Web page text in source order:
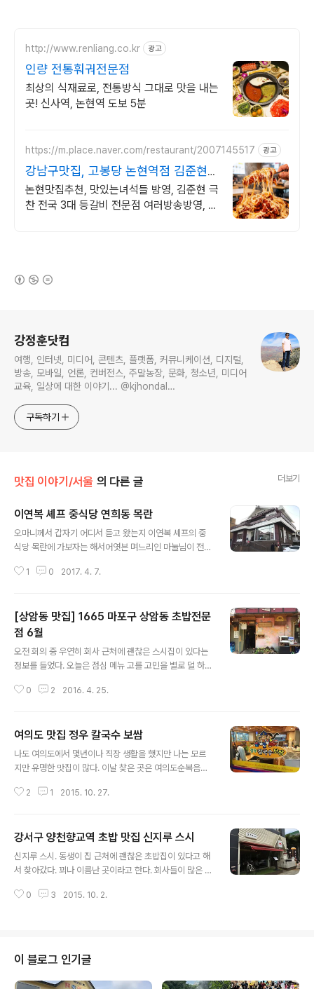
http://www.renliang.co.kr 광고
인량 전통훠궈전문점
최상의 식재료로, 전통방식 그대로 맛을 내는
곳! 신사역, 논현역 도보 5분
https://m.place.naver.com/restaurant/2007145517 광고
강남구맛집, 고봉당 논현역점 김준현
극찬 전국 3대등갈비
논현맛집추천, 맛있는녀석들 방영, 김준현 극
찬 전국 3대 등갈비 전문점 여러방송방영, 전
강정훈닷컴
여행, 인터넷, 미디어, 콘텐츠, 플랫폼, 커뮤니케이션, 디지털,
방송, 모바일, 언론, 컨버전스, 주말농장, 문화, 청소년, 미디어
교육, 일상에 대한 이야기... @kjhondal
구독하기
맛집 이야기/서울 의 다른 글 더보기
이연복 셰프 중식당 연희동 목란
오마니께서 갑자기 어디서 듣고 왔는지 이연복 셰프의 중
식당 목란에 가보자는 해서어엿븐 며느리인 마눌님이 전화
당들이 대부분 그렇듯이 일반 가정집을 개조한 형태다 유
손님들과 사진을 찍어준다고 한다.나는 주차하고 가느라서
보지 못했다. 유명한 곳이지만 실내가 특별나지는 않다. 기
본 세팅도 여느 중국집과 다르지 않다.그리 고급스러운 느
낌이 들지 않는다. 코스요리는 비싸니까 패스 메뉴판 가성
에서 수제로 만든 진짜 군만두만두 속에 육즙이 느껴지기
1 0 2017. 4. 7.
[상암동 맛집] 1665 마포구 상암동 초밥전문
점 6월
오전 회의 중 우연히 회사 근처에 괜찮은 스시집이 있다는
정보를 들었다. 오늘은 점심 메뉴 고를 고민을 별로 덜 하고
기억하고 찾았다. 상암동 4단지 상가에 있는 식당가 중간
면 1665 라고 하는 곳도 있고, 초밥전문점 6월 이라고 하
는 곳도 있다. 메뉴판. 가격은 싸지 않다. 초밥 얘기를 듣고
찾았는데 모든초밥이 9pc가 기준이다. 샐러드와 소우동이
어서 한참을 고민했다. 서빙해주는 사장님께 뭘 먹어야 하
0 2 2016. 4. 25.
여의도 맛집 정우 칼국수 보쌈
나도 여의도에서 몇년이나 직장 생활을 했지만 나는 모르
지만 유명한 맛집이 많다. 이날 찾은 곳은 여의도순복음교
칼국수보쌈. 여의도 서쪽 국회의사당 쪽에서도 켄싱턴 호
있다. 여의도백화점 지하의 진주집 처럼 정우빌딩 지하도
정우칼국수보쌈이 점령한 것처럼 느껴졌다. 평일 점심시간
이어서 그런지 모르겠지만 직장들로 인산인해. 한쪽에는
듯 싶다. 식당 입구에 주방이 있는데 계속 보쌈과 김치를 썰
2 1 2015. 10. 27.
강서구 양천향교역 초밥 맛집 신지루 스시
신지루 스시. 동생이 집 근처에 괜찮은 초밥집이 있다고 해
서 찾아갔다. 꾀나 이름난 곳이라고 한다. 회사들이 많은 곳
만 맛집은 맛집이었다. 바 형식으로 먹을 수 있는 곳도 있고
로 구성된 런치세트를 선택했다. 단무지와 장국은 기본으
로 세팅되고, 첫 메뉴인 샐러드가 나왔다. 오니기리와 초밥.
초밥은 확실히 그냥 싸구려 초밥집과는 다르다. 밥 위에 올
0 3 2015. 10. 2.
이 블로그 인기글